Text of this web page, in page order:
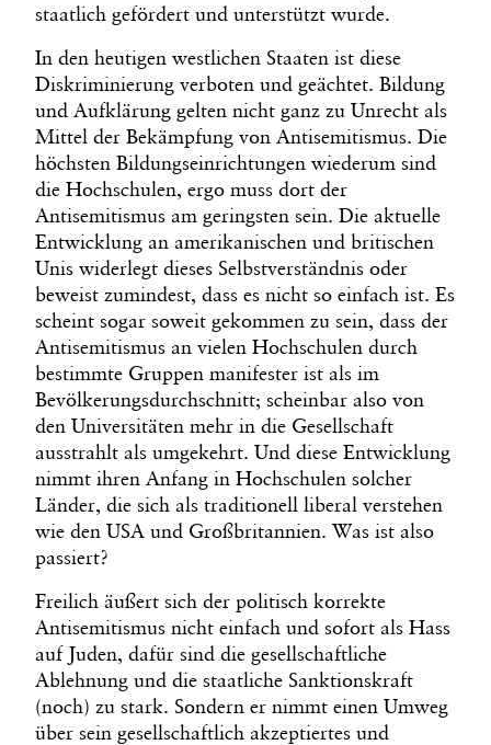
staatlich gefördert und unterstützt wurde.
In den heutigen westlichen Staaten ist diese
Diskriminierung verboten und geächtet. Bildung
und Aufklärung gelten nicht ganz zu Unrecht als
Mittel der Bekämpfung von Antisemitismus. Die
höchsten Bildungseinrichtungen wiederum sind
die Hochschulen, ergo muss dort der
Antisemitismus am geringsten sein. Die aktuelle
Entwicklung an amerikanischen und britischen
Unis widerlegt dieses Selbstverständnis oder
beweist zumindest, dass es nicht so einfach ist. Es
scheint sogar soweit gekommen zu sein, dass der
Antisemitismus an vielen Hochschulen durch
bestimmte Gruppen manifester ist als im
Bevölkerungsdurchschnitt; scheinbar also von
den Universitäten mehr in die Gesellschaft
ausstrahlt als umgekehrt. Und diese Entwicklung
nimmt ihren Anfang in Hochschulen solcher
Länder, die sich als traditionell liberal verstehen
wie den USA und Großbritannien. Was ist also
passiert?
Freilich äußert sich der politisch korrekte
Antisemitismus nicht einfach und sofort als Hass
auf Juden, dafür sind die gesellschaftliche
Ablehnung und die staatliche Sanktionskraft
(noch) zu stark. Sondern er nimmt einen Umweg
über sein gesellschaftlich akzeptiertes und